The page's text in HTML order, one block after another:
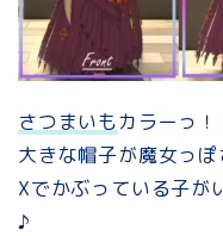
さつまいもカラーっ
大きな帽子が魔女っぽ
Xでかぶっている子が
♪